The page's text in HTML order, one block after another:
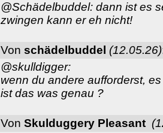
@Schädelbuddel: dann ist es
zwingen kann er eh nicht!
Von schädelbuddel (12.05.26)
@skulldigger:
wenn du andere aufforderst,
ist das was genau ?
Von Skulduggery Pleasant